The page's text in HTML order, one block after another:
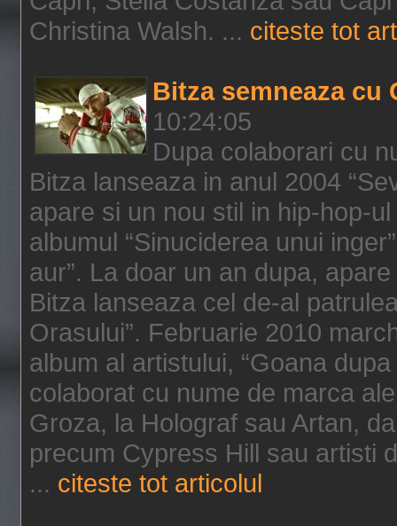
Christina Walsh. ... citeste tot
Bitza semneaza cu
10:24:05
Dupa colaborari cu
Bitza lanseaza in anul 2004
apare si un nou stil in hip-hop-
albumul “Sinuciderea unui
aur”. La doar un an dupa,
Bitza lanseaza cel de-al
Orasului”. Februarie 2010
album al artistului, “Goana
colaborat cu nume de marca
Groza, la Holograf sau Artan,
precum Cypress Hill sau artisti
... citeste tot articolul